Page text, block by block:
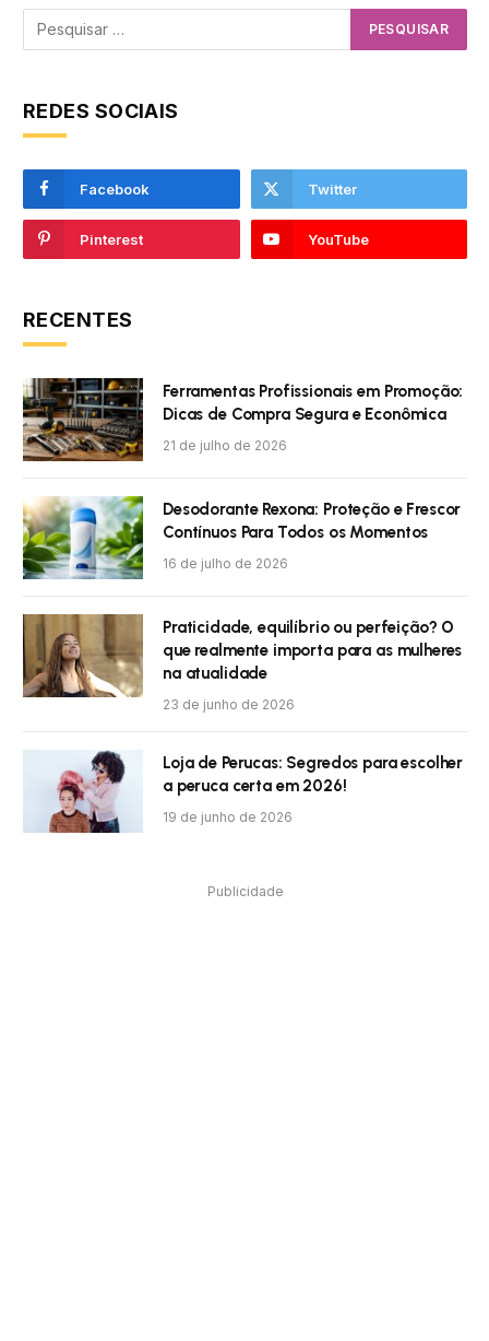
REDES SOCIAIS
Facebook Twitter
Pinterest YouTube
RECENTES
Ferramentas Profissionais em Promoção:
Dicas de Compra Segura e Econômica
21 de julho de 2026
Desodorante Rexona: Proteção e Frescor
Contínuos Para Todos os Momentos
16 de julho de 2026
Praticidade, equilíbrio ou perfeição? O
que realmente importa para as mulheres
na atualidade
23 de junho de 2026
Loja de Perucas: Segredos para escolher
a peruca certa em 2026!
19 de junho de 2026
Publicidade